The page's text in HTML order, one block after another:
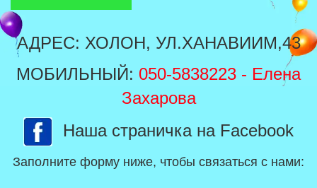
АДРЕС: ХОЛОН, УЛ.ХАНАВИИМ,43
МОБИЛЬНЫЙ: 050-5838223 - Елена
Захарова
Наша страничка на Facebook
Заполните форму ниже, чтобы связаться с нами: